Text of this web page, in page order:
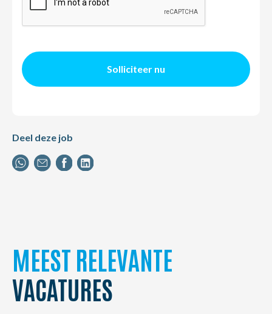
Solliciteer nu
Deel deze job
MEEST RELEVANTE
VACATURES